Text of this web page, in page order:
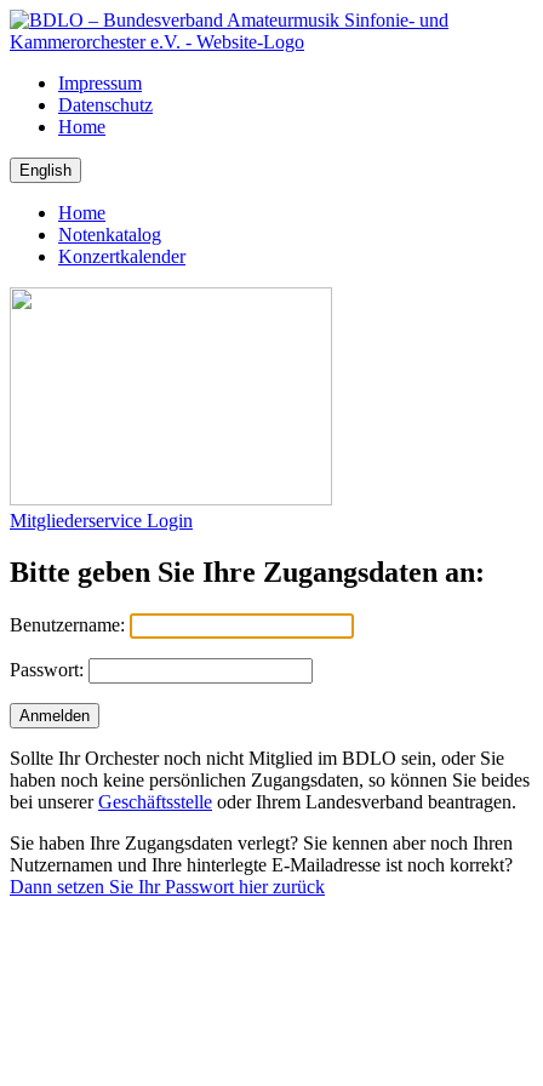
Impressum
Datenschutz
Home
Home
Notenkatalog
Konzertkalender
Mitgliederservice Login
Bitte geben Sie Ihre Zugangsdaten an:
Benutzername:
Passwort:
Sollte Ihr Orchester noch nicht Mitglied im BDLO sein, oder Sie
haben noch keine persönlichen Zugangsdaten, so können Sie beides
bei unsererGeschäftsstelle oder Ihrem Landesverband beantragen.
Sie haben Ihre Zugangsdaten verlegt? Sie kennen aber noch Ihren
Nutzernamen und Ihre hinterlegte E-Mailadresse ist noch korrekt?
Dann setzen Sie Ihr Passwort hier zurück